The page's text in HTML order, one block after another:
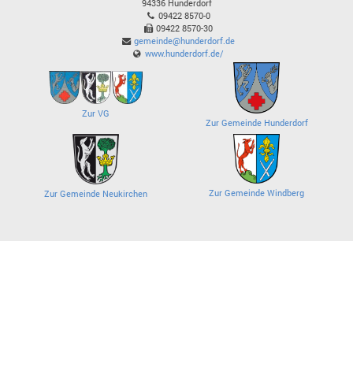
94336 Hunderdorf
09422 8570-0
09422 8570-30
gemeinde@hunderdorf.de
www.hunderdorf.de/
Zur VG
Zur Gemeinde Hunderdorf
Zur Gemeinde Neukirchen Zur Gemeinde Windberg